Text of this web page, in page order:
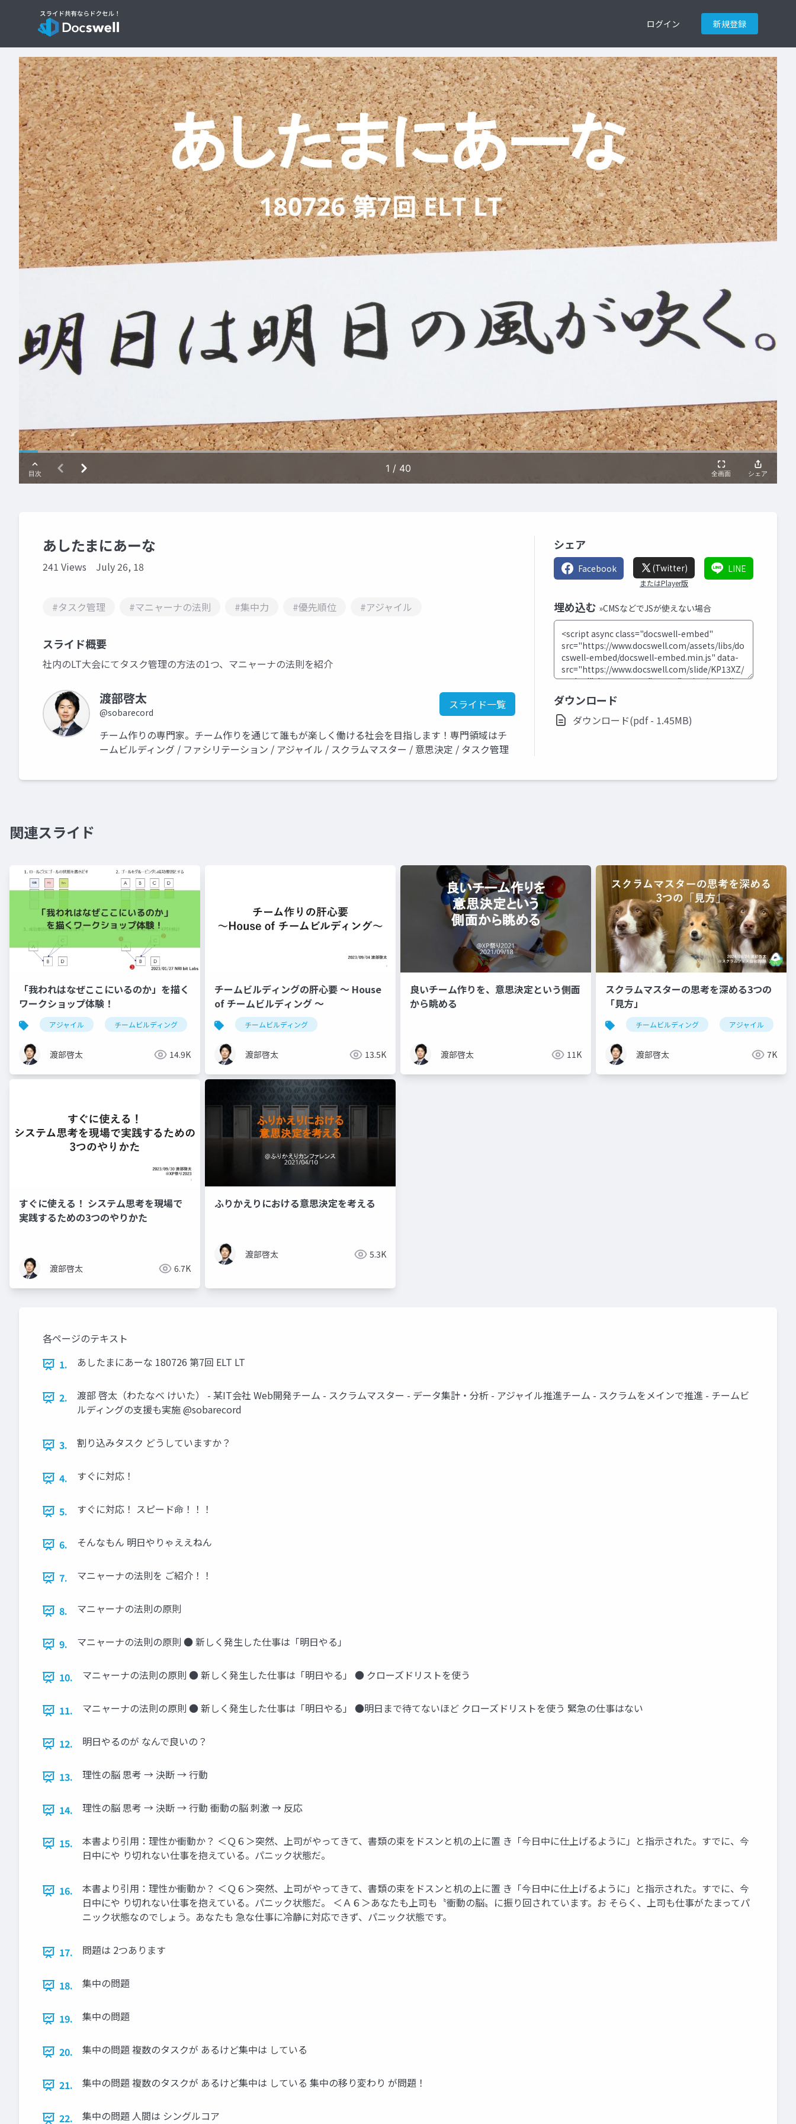
ログイン 新規登録
あしたまにあーな
241 Views July 26, 18
#タスク管理 #マニャーナの法則 #集中力 #優先順位 #アジャイル
スライド概要
社内のLT大会にてタスク管理の方法の1つ、マニャーナの法則を紹介
渡部啓太
@sobarecord
スライド一覧
チーム作りの専門家。チーム作りを通じて誰もが楽しく働ける社会を目指します！専門領域はチ
ームビルディング / ファシリテーション / アジャイル / スクラムマスター / 意思決定 / タスク管理
シェア
Facebook (Twitter)
またはPlayer版
LINE
埋め込む »CMSなどでJSが使えない場合
ダウンロード
ダウンロード(pdf - 1.45MB)
関連スライド
「我われはなぜここにいるのか」を描く
ワークショップ体験！
アジャイル チームビルディング
渡部啓太 14.9K
チームビルディングの肝心要 〜 House
of チームビルディング 〜
チームビルディング
渡部啓太 13.5K
良いチーム作りを、意思決定という側面
から眺める
渡部啓太 11K
スクラムマスターの思考を深める3つの
「見方」
チームビルディング アジャイル
渡部啓太 7K
すぐに使える！ システム思考を現場で
実践するための3つのやりかた
渡部啓太 6.7K
ふりかえりにおける意思決定を考える
渡部啓太 5.3K
各ページのテキスト
1.
あしたまにあーな 180726 第7回 ELT LT
2.
渡部 啓太（わたなべ けいた） - 某IT会社 Web開発チーム - スクラムマスター - データ集計・分析 - アジャイル推進チーム - スクラムをメインで推進 - チームビ
ルディングの支援も実施 @sobarecord
3. 割り込みタスク どうしていますか？
4. すぐに対応！
5. すぐに対応！ スピード命！！！
6. そんなもん 明日やりゃええねん
7. マニャーナの法則を ご紹介！！
8. マニャーナの法則の原則
9. マニャーナの法則の原則 ● 新しく発生した仕事は「明日やる」
10. マニャーナの法則の原則 ● 新しく発生した仕事は「明日やる」 ● クローズドリストを使う
11. マニャーナの法則の原則 ● 新しく発生した仕事は「明日やる」 ●明日まで待てないほど クローズドリストを使う 緊急の仕事はない
12. 明日やるのが なんで良いの？
13. 理性の脳 思考 → 決断 → 行動
14. 理性の脳 思考 → 決断 → 行動 衝動の脳 刺激 → 反応
15.
本書より引用：理性か衝動か？ ＜Ｑ６＞突然、上司がやってきて、書類の束をドスンと机の上に置 き「今日中に仕上げるように」と指示された。すでに、今
日中にや り切れない仕事を抱えている。パニック状態だ。
16.
本書より引用：理性か衝動か？ ＜Ｑ６＞突然、上司がやってきて、書類の束をドスンと机の上に置 き「今日中に仕上げるように」と指示された。すでに、今
日中にや り切れない仕事を抱えている。パニック状態だ。 ＜Ａ６＞あなたも上司も〝衝動の脳〟に振り回されています。お そらく、上司も仕事がたまってパ
ニック状態なのでしょう。あなたも 急な仕事に冷静に対応できず、パニック状態です。
17. 問題は 2つあります
18. 集中の問題
19. 集中の問題
20. 集中の問題 複数のタスクが あるけど集中は している
21. 集中の問題 複数のタスクが あるけど集中は している 集中の移り変わり が問題！
22. 集中の問題 人間は シングルコア